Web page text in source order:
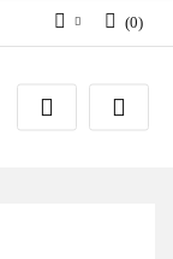
Zaloguj się
się
(0)